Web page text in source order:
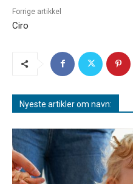
Forrige artikkel
Ciro
Nyeste artikler om navn: